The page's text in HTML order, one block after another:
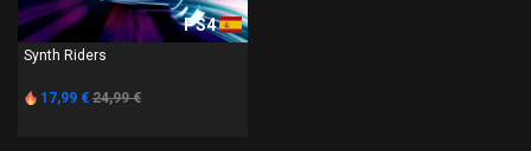
PS4
Synth Riders
17,99 € 24,99 €